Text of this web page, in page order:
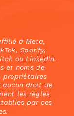
à Meta,
Spotify,
ou LinkedIn.
et noms de
propriétaires
aucun droit de
les règles
par ces